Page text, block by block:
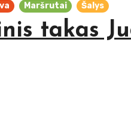
Maršrutai Šalys
takas